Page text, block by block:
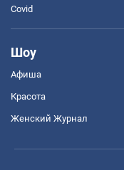
Covid
Шоу
Афиша
Красота
Женский Журнал